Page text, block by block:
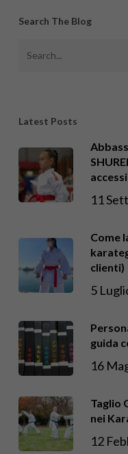
Search The Blog
Latest Posts
11
Come
clienti)
5
guida
16
Taglio
nei
12